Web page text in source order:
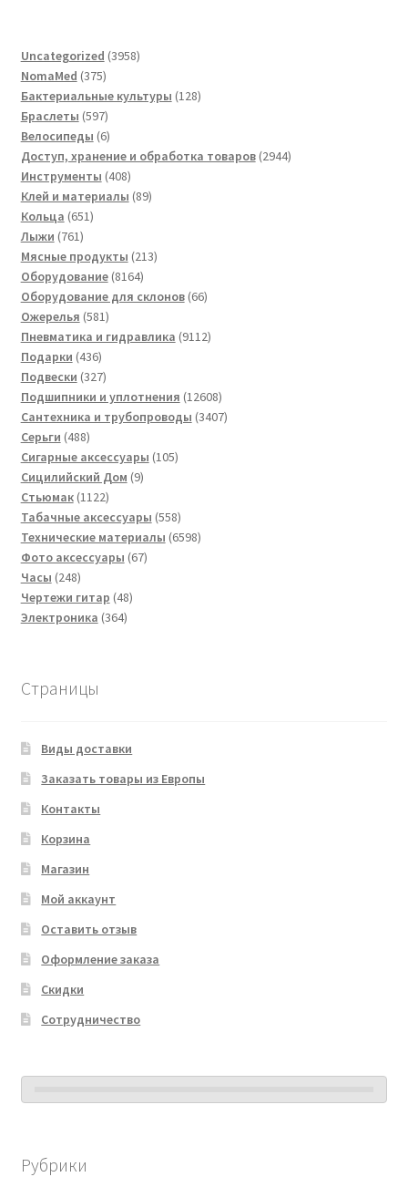
Uncategorized 39583958
NomaMed 375375
товаров
Бактериальные культуры 128128
Браслеты 597597
товаров
Велосипеды 66
товаров
Доступ, хранение и обработка товаров 29442944
Инструменты 408408
товаров
Клей и материалы 8989
Кольца 651651
Лыжи 761761
товар
Мясные продукты 213213
Оборудование 81648164
товара
Оборудование для склонов 6666
Ожерелья 581581
товар
Пневматика и гидравлика 91129112
Подарки 436436
товаров
Подвески 327327
товаров
Подшипники и уплотнения 1260812608
товаров
Сантехника и трубопроводы 34073407
Серьги 488488
товаров
Сигарные аксессуары 105105
Сицилийский Дом 99
Стьюмак 11221122
товара
Табачные аксессуары 558558
товаров
Технические материалы 65986598
Фото аксессуары 6767
Часы 248248
товаров
Чертежи гитар 4848
Электроника 364364
Страницы
Виды доставки
Заказать товары из Европы
Контакты
Корзина
Магазин
Мой аккаунт
Оставить отзыв
Оформление заказа
Скидки
Сотрудничество
Рубрики